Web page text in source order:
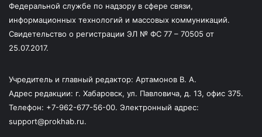
Федеральной службе по надзору в сфере связи,
информационных технологий и массовых коммуникаций.
Свидетельство о регистрации ЭЛ № ФС 77 – 70505 от
25.07.2017.
Учредитель и главный редактор: Артамонов В. А.
Адрес редакции: г. Хабаровск, ул. Павловича, д. 13, офис 375.
Телефон: +7-962-677-56-00. Электронный адрес:
support@prokhab.ru.